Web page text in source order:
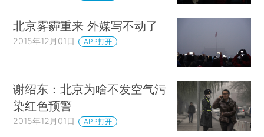
北京雾霾重来 外媒写不动了
2015年12月01日 APP打开
谢绍东：北京为啥不发空气污
染红色预警
2015年12月01日 APP打开